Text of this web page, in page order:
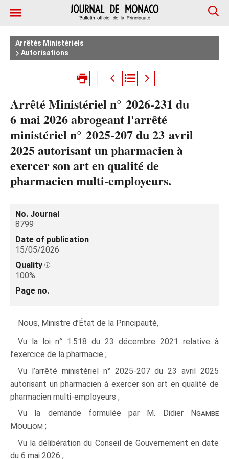
Arrêtés Ministériels
Autorisations
Arrêté Ministériel n° 2026‑231 du
6 mai 2026 abrogeant l'arrêté
ministériel n° 2025‑207 du 23 avril
2025 autorisant un pharmacien à
exercer son art en qualité de
pharmacien multi-employeurs.
No. Journal
8799
Date of publication
15/05/2026
Quality
100%
Page no.
Nous, Ministre d’État de la Principauté,
Vu la loi n° 1.518 du 23 décembre 2021 relative à
l’exercice de la pharmacie ;
Vu l’arrêté ministériel n° 2025‑207 du 23 avril 2025
autorisant un pharmacien à exercer son art en qualité de
pharmacien multi-employeurs ;
Vu la demande formulée par M. Didier
Ngambe
Mouliom ;
Vu la délibération du Conseil de Gouvernement en date
du 6 mai 2026 ;